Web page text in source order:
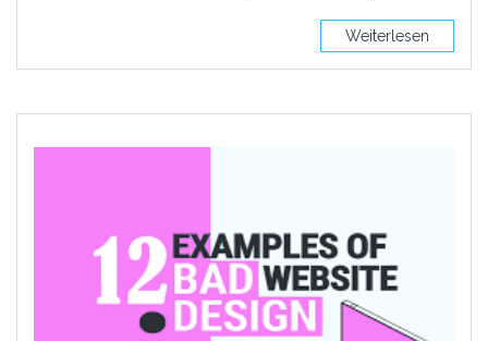
Weiterlesen